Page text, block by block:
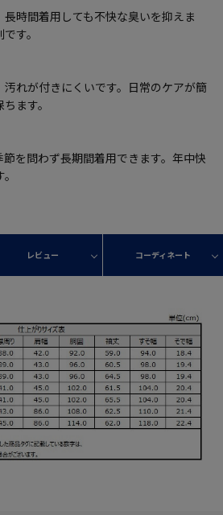
時間着用しても不快な臭いを抑えま
す。
れが付きにくいです。日常のケアが簡
ます。
を問わず長期間着用できます。年中快
レビュー コーディネート